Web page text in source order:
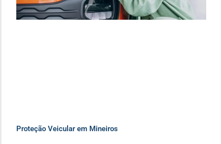
Proteção Veicular em Mineiros